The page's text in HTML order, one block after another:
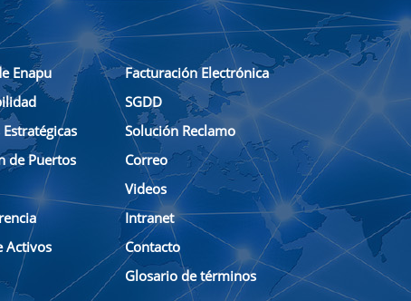
Enapu
de Puertos
Activos
Facturación Electrónica
SGDD
Solución Reclamo
Correo
Videos
Intranet
Contacto
Glosario de términos